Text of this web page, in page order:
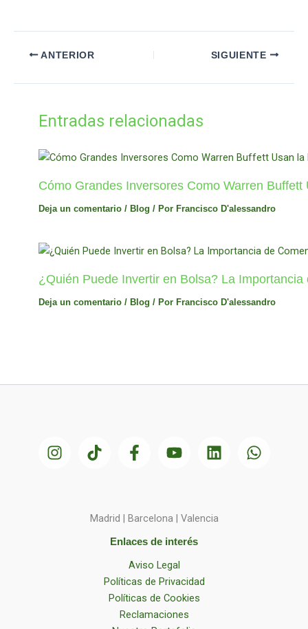
ANTERIOR SIGUIENTE
Entradas relacionadas
Cómo Grandes Inversores Como Warren
Deja un comentario / Blog / Por Francisco D'alessandro
¿Quién Puede Invertir en Bolsa? La
Deja un comentario / Blog / Por Francisco D'alessandro
Madrid | Barcelona | Valencia
Enlaces de interés
Aviso Legal
Políticas de Privacidad
Políticas de Cookies
Reclamaciones